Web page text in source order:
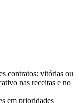
contratos: vitórias ou
nas receitas e no
em prioridades